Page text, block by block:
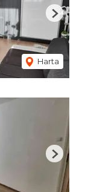
Harta
Next
Next